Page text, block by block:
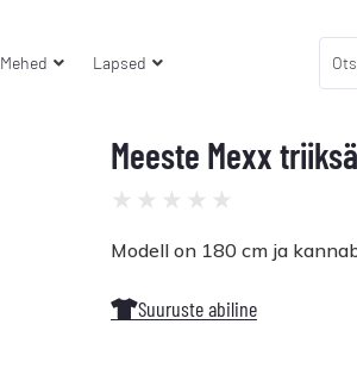
Mehed Lapsed
Meeste Mexx
★ ★ ★ ★ ★
Modell on 180 cm ja
Suuruste abiline